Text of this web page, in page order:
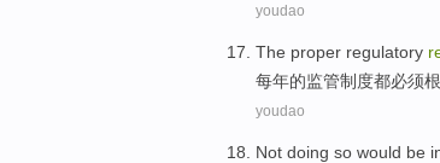
youdao
The proper regulatory
每年的监管制度都必须
youdao
Not doing so would be